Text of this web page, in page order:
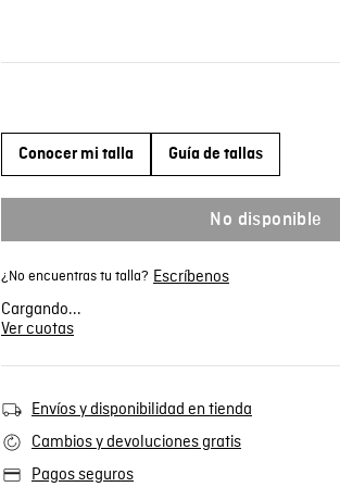
Conocer mi talla Guía de tallas
No disponible
¿No encuentras tu talla? Escríbenos
Cargando...
Ver cuotas
Envíos y disponibilidad en tienda
Cambios y devoluciones gratis
Pagos seguros